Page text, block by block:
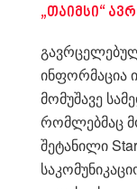
„თაიმსი“
ინფორმაცია
მომუშავე
რომლებმაც
შეტანილი